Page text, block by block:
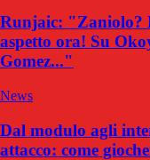
Runjaic: "Zaniolo?
aspetto ora! Su
Gomez..."
News
Dal modulo agli
attacco: come